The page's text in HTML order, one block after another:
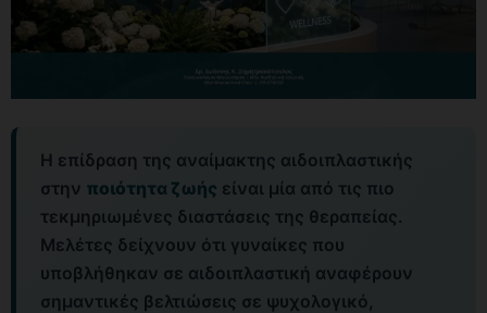
Η επίδραση της αναίμακτης αιδοιπλαστικής
στην ποιότητα ζωής είναι μία από τις πιο
τεκμηριωμένες διαστάσεις της θεραπείας.
Μελέτες δείχνουν ότι γυναίκες που
υποβλήθηκαν σε αιδοιπλαστική αναφέρουν
σημαντικές βελτιώσεις σε ψυχολογικό,